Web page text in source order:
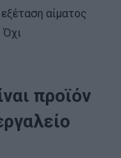
εξέταση αίματος
Όχι
προϊόν